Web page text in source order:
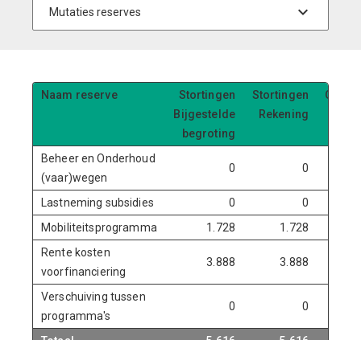
Naam reserve
Stortingen
Bijgestelde
begroting
Stortingen
Rekening
Beheer en Onderhoud
(vaar)wegen
0 0
Lastneming subsidies 0
0
Mobiliteitsprogramma
1.728
1.728
Rente kosten
voorfinanciering
3.888 3.888
Verschuiving tussen
programma's
0 0